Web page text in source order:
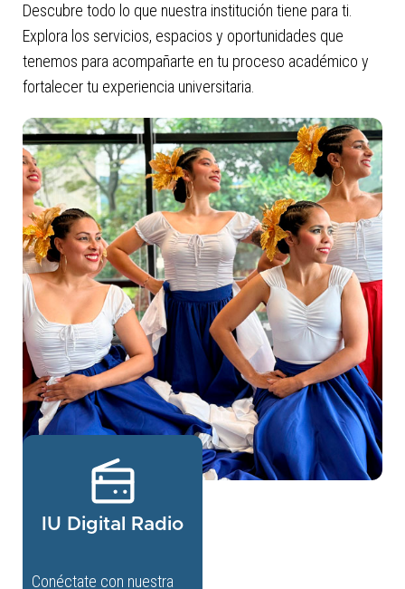
Descubre todo lo que nuestra institución tiene para ti.
Explora los servicios, espacios y oportunidades que
tenemos para acompañarte en tu proceso académico y
fortalecer tu experiencia universitaria.
IU Digital Radio
Conéctate con nuestra